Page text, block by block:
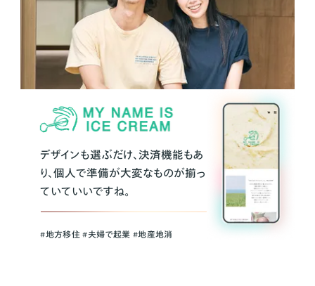
デザインも選ぶだけ、決済機能もあ
り、個人で準備が大変なものが揃っ
ていていいですね。
#地方移住 #夫婦で起業 #地産地消